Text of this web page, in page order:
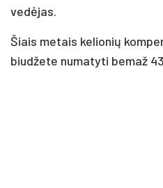
vedėjas.
Šiais metais kelionių
biudžete numatyti bemaž